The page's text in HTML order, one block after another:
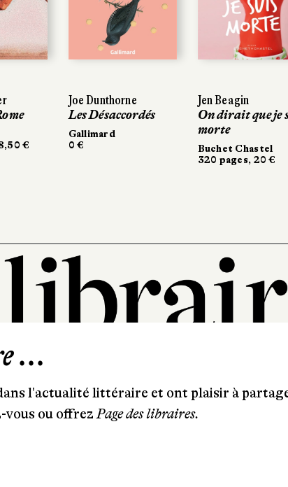
€
Joe Dunthorne
Les Désaccordés
Gallimard
0 €
Jen Beagin
On dirait que je
morte
Buchet Chastel
320 pages, 20 €
€
Joe Dunthorne
Les Désaccordés
Gallimard
0 €
Jen Beagin
On dirait que je
morte
Buchet Chastel
320 pages, 20 €
Lazare
97 20
...
l'actualité littéraire et ont plaisir à
vous ou offrezPage des libraires.